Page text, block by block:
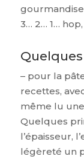
3… 2… 1…
– pour la
recettes,
même lu
Quelques
l’épaisseur,
légèreté un